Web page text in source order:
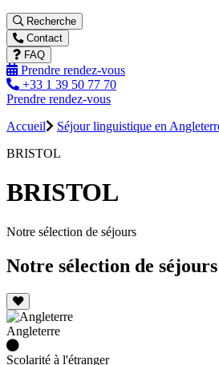
Recherche
Contact
FAQ
Prendre rendez-vous
+33 1 39 50 77 70
Prendre rendez-vous
Accueil
Séjour linguistique en
BRISTOL
BRISTOL
Notre sélection de séjours
Notre sélection de séjours
Angleterre
Scolarité à l'étranger